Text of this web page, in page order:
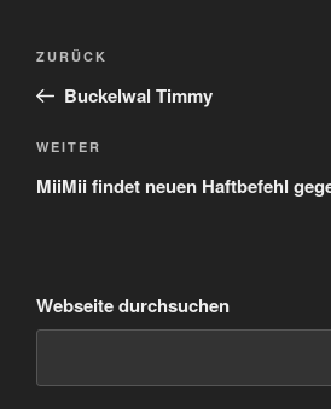
Beitragsnavigation
Vorheriger
Beitrag
ZURÜCK
Buckelwal Timmy
Nächster
Beitrag
WEITER
MiiMii findet neuen Haftbefehl
Webseite durchsuchen